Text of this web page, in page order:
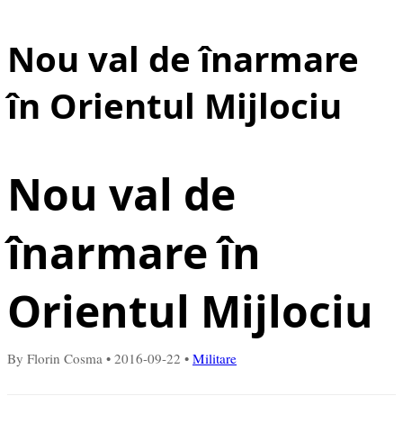
Nou val de înarmare
în Orientul Mijlociu
Nou val de
înarmare în
Orientul Mijlociu
By Florin Cosma • 2016-09-22 • Militare